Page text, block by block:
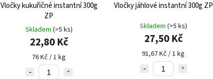
Vločky kukuřičné instantní 300g
ZP
Skladem (>5 ks)
22,80 Kč
76 Kč / 1 kg
Vločky jáhlové instantní 300g ZP
Skladem (>5 ks)
27,50 Kč
91,67 Kč / 1 kg